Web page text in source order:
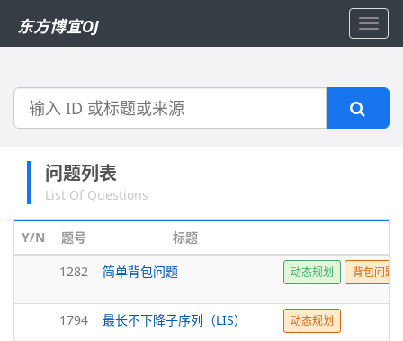
东方博宜OJ
搜
问题列表
List Of Questions
Y/N 题号
标题
1282
简单背包问题 动态规划 背包问题
1794 最长不下降子序列（LIS） 动态规划